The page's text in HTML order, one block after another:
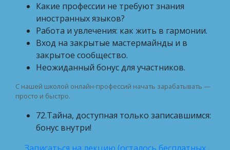
Какие профессии не требуют знания
иностранных языков?
Работа и увлечения: как жить в гармонии.
Вход на закрытые мастермайнды и в
закрытое сообщество.
Неожиданный бонус для участников.
С нашей школой онлайн-профессий начать зарабатывать —
просто и быстро.
72.Тайна, доступная только записавшимся:
бонус внутри!